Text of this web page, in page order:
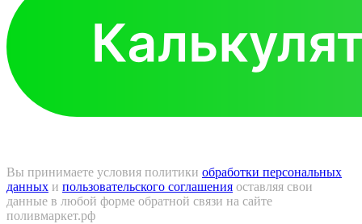
Вы принимаете условия политики обработки персональных
данных и пользовательского соглашения оставляя свои
данные в любой форме обратной связи на сайте
поливмаркет.рф